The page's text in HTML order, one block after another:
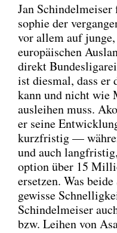
Jan
so­phie der
vor allem auf
euro­päi­schen
direkt
ist dies­mal, dass er
kann und nicht wie
aus­lei­hen muss.
er sei­ne
kurz­fris­tig —
und auch
op­ti­on über 15
erset­zen. Was
gewis­se
Schin­del­mei­ser
bzw. Lei­hen von